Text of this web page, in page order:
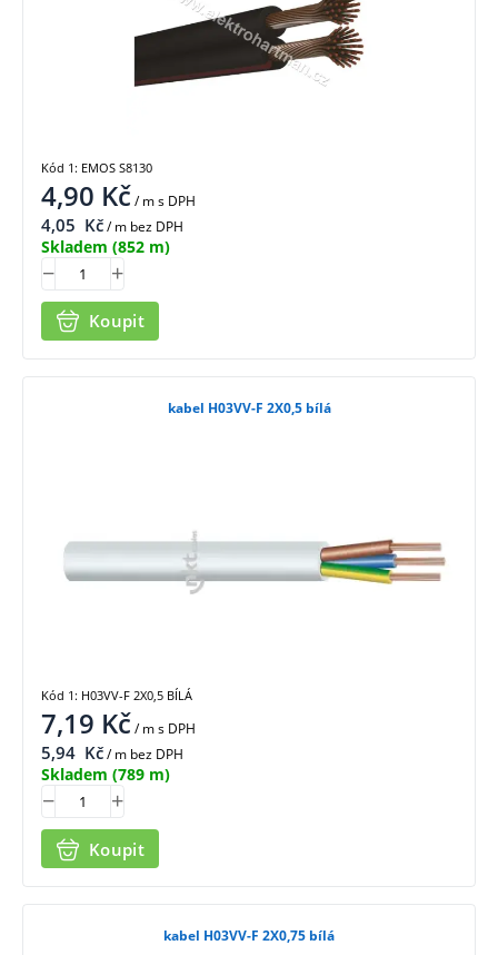
4,90 Kč/ ms DPH
4,05 Kč/ m bez DPH
Skladem (852 m)
Koupit
Kód 1: EMOS S8130
kabel H03VV-F 2X0,5 bílá
7,19 Kč/ ms DPH
5,94 Kč/ m bez DPH
Skladem (789 m)
Koupit
Kód 1: H03VV-F 2X0,5 BÍLÁ
kabel H03VV-F 2X0,75 bílá